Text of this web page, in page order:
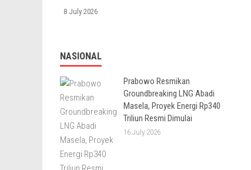
8 July 2026
NASIONAL
Prabowo Resmikan
Groundbreaking LNG Abadi
Masela, Proyek Energi Rp340
Triliun Resmi Dimulai
16 July 2026